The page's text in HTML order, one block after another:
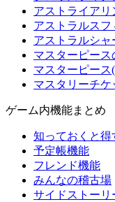
アストライアリ
アストラルス
アストラルシ
マスターピース
マスターピー
マスタリーチ
ゲーム内機能まとめ
知っておくと得
予定帳機能
フレンド機能
みんなの稽古場
サイドストーリ